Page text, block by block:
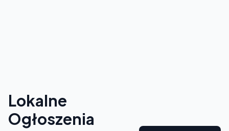
Lokalne
Ogłoszenia